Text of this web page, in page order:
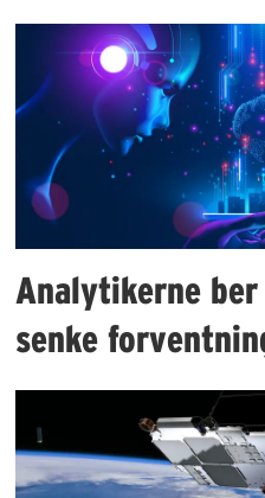
Analytikerne
senke